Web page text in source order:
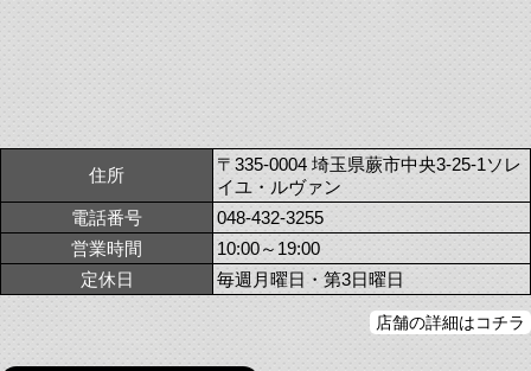
住所
〒335-0004 埼玉県蕨市中央3-25-1ソレ
イユ・ルヴァン
電話番号
048-432-3255
営業時間
10:00～19:00
定休日
毎週月曜日・第3日曜日
店舗の詳細はコチラ